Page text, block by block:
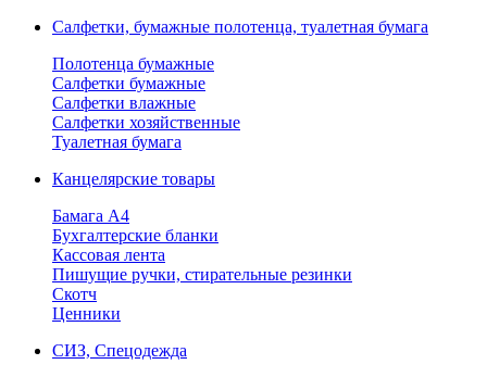
Салфетки, бумажные полотенца, туалетная бумага
Полотенца бумажные
Салфетки бумажные
Салфетки влажные
Салфетки хозяйственные
Туалетная бумага
Канцелярские товары
Бамага А4
Бухгалтерские бланки
Кассовая лента
Пишущие ручки, стирательные резинки
Скотч
Ценники
СИЗ, Спецодежда